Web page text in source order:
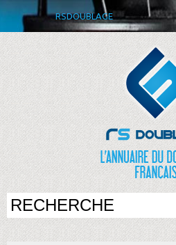
RSDOUBLAGE